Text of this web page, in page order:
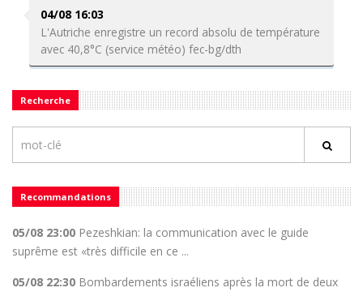
04/08 16:03
L'Autriche enregistre un record absolu de température
avec 40,8°C (service météo) fec-bg/dth
Recherche
Recommandations
05/08 23:00 Pezeshkian: la communication avec le guide
suprême est «très difficile en ce ...
05/08 22:30 Bombardements israéliens après la mort de deux